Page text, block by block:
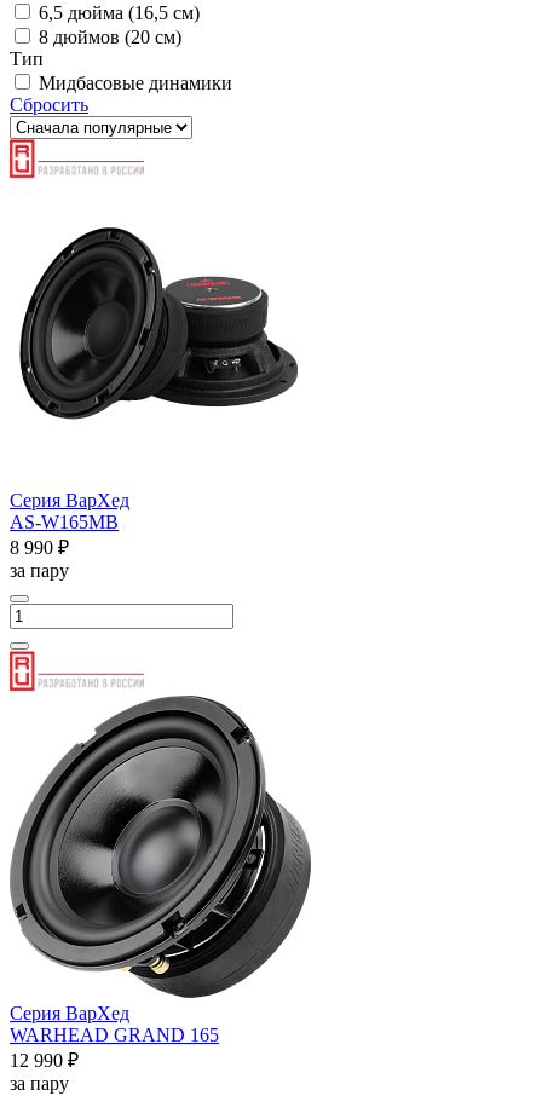
6,5 дюйма (16,5 см)
8 дюймов (20 см)
Тип
Мидбасовые динамики
Сбросить
Серия ВарХед
AS-W165MB
8 990 ₽
за пару
Серия ВарХед
WARHEAD GRAND 165
12 990 ₽
за пару